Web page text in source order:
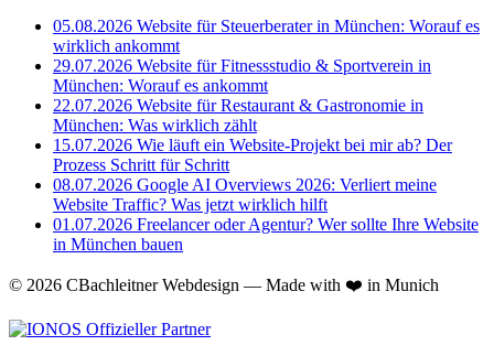
05.08.2026 Website für Steuerberater in München: Worauf es
wirklich ankommt
29.07.2026 Website für Fitnessstudio & Sportverein in
München: Worauf es ankommt
22.07.2026 Website für Restaurant & Gastronomie in
München: Was wirklich zählt
15.07.2026 Wie läuft ein Website-Projekt bei mir ab? Der
Prozess Schritt für Schritt
08.07.2026 Google AI Overviews 2026: Verliert meine
Website Traffic? Was jetzt wirklich hilft
01.07.2026 Freelancer oder Agentur? Wer sollte Ihre Website
in München bauen
© 2026 CBachleitner Webdesign — Made with ❤️ in Munich